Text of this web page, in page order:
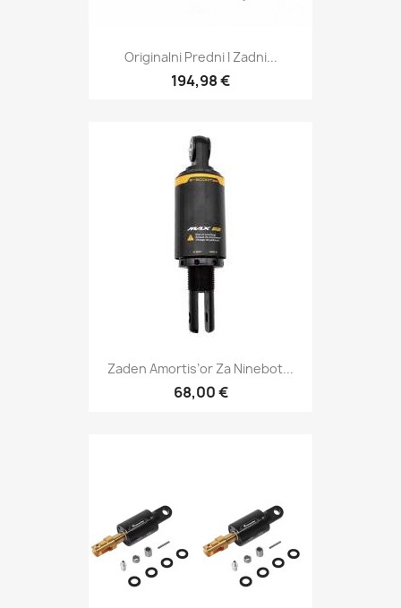
Originalni Predni I Zadni...
194,98 €
Zaden Amortis’or Za Ninebot...
68,00 €